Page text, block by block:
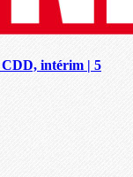
intérim | 5